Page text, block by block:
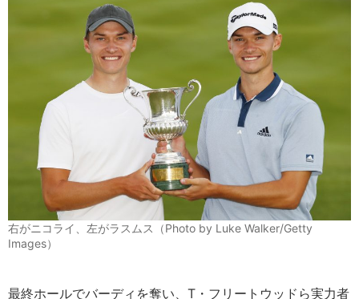
右がニコライ、左がラスムス（Photo by Luke Walker/Getty
Images）
最終ホールでバーディを奪い、T・フリートウッドら実力者